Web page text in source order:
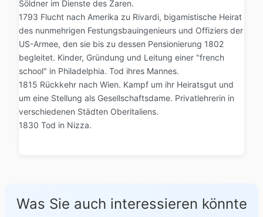
Söldner im Dienste des Zaren.
1793 Flucht nach Amerika zu Rivardi, bigamistische Heirat
des nunmehrigen Festungsbauingenieurs und Offiziers der
US-Armee, den sie bis zu dessen Pensionierung 1802
begleitet. Kinder, Gründung und Leitung einer "french
school" in Philadelphia. Tod ihres Mannes.
1815 Rückkehr nach Wien. Kampf um ihr Heiratsgut und
um eine Stellung als Gesellschaftsdame. Privatlehrerin in
verschiedenen Städten Oberitaliens.
1830 Tod in Nizza.
Was Sie auch interessieren könnte